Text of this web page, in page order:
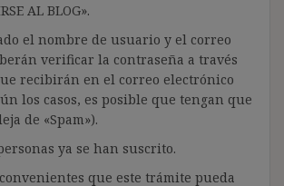
AL BLOG».
el nombre de usuario y el correo
verificar la contraseña a través
recibirán en el correo electrónico
los casos, es posible que tengan que
de «Spam»).
ya se han suscrito.
que este trámite pueda